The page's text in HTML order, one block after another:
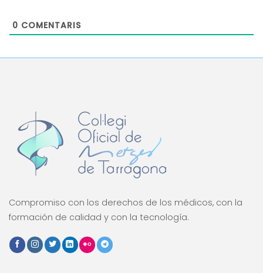
0 COMENTARIS
Compromiso con los derechos de los médicos, con la
formación de calidad y con la tecnología.